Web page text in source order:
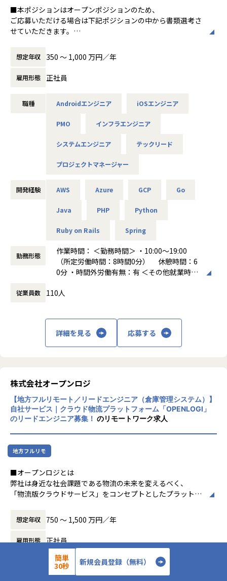
加えて、生成AIや自動化技術の進展により、査定精度の向
上、社内問い合わせの自動応答、販売最適化など、“AIで現場
を支援する”新たな開発テーマが急増しています。
こうした変革を技術的に牽引するためには、ビジネス構造を
柔軟でスケーラブルなアーキテクチャを設計できるエンジニ
単なる実装担当ではなく、事業の要件を自ら抽象化し、設
ま最も求められています。
今回の募集は、BuySellがテクノロジー企業としての次の成
「Cosmos」を通じて、リユース業界の標準を再定義する。
いと考えています。
・〜6ヶ月後：特定ドメイン（例：査定・CRM・物流）をリ
・〜1年後：AI・自動化技術を活用した生産性10倍化プロジ
し、チーム全体の技術生産性を底上げ
・「成長事業×AI×エンジニアリング」の実装経験
・高密度なチームによる設計・実装スキル向上
・経営層との距離が近く、成果が直接事業に反映される環境
・テックリード／アーキテクト → 開発本部長
・またはPdMへのキャリアシフトも可能（事業理解×技術力
を活かす）
■組織／配属先の特徴
・本部長（プロダクト責任者）や事業部と密接に連携
・PdM・SWE・データサイエンティスト・AIエンジニアなど
・PdM・AIエンジニア・SREと協働し、事業課題に直結する
開発を推進
・AIによるコーディング率46.07％、開発量+41％など、生産
・開発生産性への意識が高く、フルスタックな働き方が好ま
・仕様がトップダウンで降りることはなく、エンジニアが
「なぜつくるか」を理解して開発
・業務を通して得た知見をtech blogや外部登壇で発表する
ちの成長に留まらず、
人とテクノロジーの力を駆使してリユース業
界全体を牽引する存在へと、挑戦を続けま
■本ポジションはオープンポジションのため、
ご応募いただける場合は下記ポジションの中から書類選考さ
せていただきます。
・PMO
・PL
・システムエンジニア
・スマホアプリエンジニア
「全てのエンジニアをプロフェッショナルに」というミッシ
心理的安全性を育みながら「美しさ、賢さ、優しさ、楽しさ
ビジョンを掲げて取り組んでいます。
美しいデザイン、賢い機能、優しいUI、そして触って楽しい
美しい所作、賢い行動、優しい接し方、そして相手を楽しま
素敵なサービスを素敵な行動をすることで、たくさん創りだ
※昨年からテレビ朝日や日本経済新聞などのメディアにも取
度が急上昇しています！
<ベストベンチャー100>
https://best100.v-tsushin.jp/company/artwize/
★2014年の創業以来11期連続で成長中★
す！
委託開発・受託開発をメインとしながらも、新規ビジネスを
3〜4年スパンで開発しています。
コアドメインの委託開発・受託開発では、安定した大手企業
や成長中のベンチャーなどの顧客が多く、良い案件を多数保
持しています
システム開発事業で安定した収益を上げつつも、会社の利益
だけではなく、メンバーそれぞれが成長しながら楽しく働け
る会社を目指しています。
社員旅行や年末の大忘年会は全て会社経費です。多様な福利
厚生制度で社員の皆さんのQOLの向上にも努めています。
ectHoldingsにJoinしました。
ngsグループ内の自社プロダクトの開発やシステムコンサル
ティングなどの上流工程へJoin出来るよう計画中です。
【事業内容】
想定年収 350 〜 1,000 万円／年
雇用形態 正社員
職種 Androidエンジニア iOSエンジニア
PMO インフラエンジニア
システムエンジニア テックリード
プロジェクトマネージャー
開発経験 AWS Azure GCP Go
Java PHP Python
Ruby on Rails Spring
勤務形態
作業時間： ＜勤務時間＞ ・10:00～19:00
（所定労働時間：8時間0分） 休憩時間：6
0分 ・時間外労働有無：有 ＜その他就業時間
働き方：
休憩時間： 60分
従業員数 110人
詳細を見る 応募する
株式会社オープンロジ
【地方フルリモート／リードエンジニア（倉庫管理システム）】
自社サービス｜クラウド物流プラットフォーム「OPENLOGI」
のリードエンジニア募集！ のリモートワーク求人
地方フルリモ
■オープンロジとは
弊社は身近な社会課題である物流の未来を変えるべく、
「物流版クラウドサービス」をコンセプトとしたプラットフ
データの活用によって、業界全体の最適化を目指す会社で
す。
物流は、あらゆる産業の営みを根底から支える社会の巨大な
ネットワークインフラそのものです。
物流が滞れば、医療も、教育も、あらゆる経済活動が麻痺し
想定年収 750 〜 1,500 万円／年
雇用形態 正社員
テックリード
簡単
30秒
新規会員登録（無料）